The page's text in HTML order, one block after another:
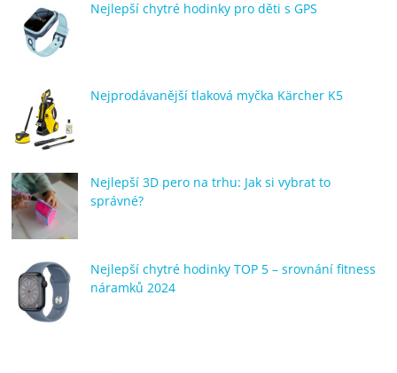
Nejlepší chytré hodinky pro děti s GPS
Nejprodávanější tlaková myčka Kärcher K5
Nejlepší 3D pero na trhu: Jak si vybrat to
správné?
Nejlepší chytré hodinky TOP 5 – srovnání fitness
náramků 2024